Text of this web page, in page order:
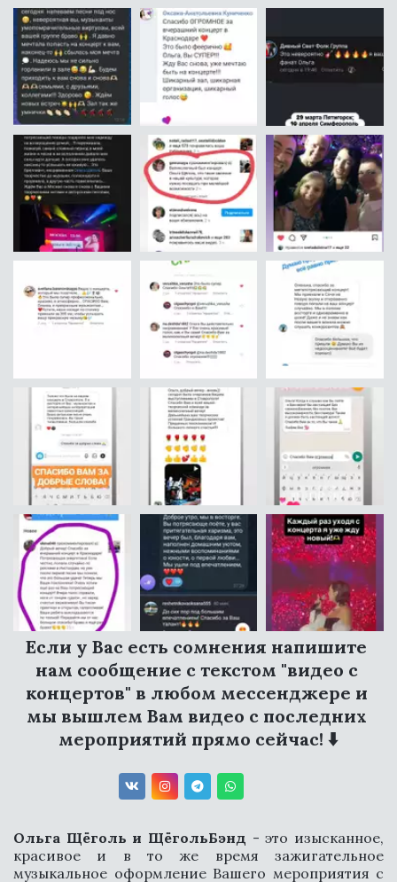
А ЭТО КАВЕР-ГРУППА
ЩЁГОЛЬБЭНД
Если у Вас есть сомнения напишите
нам сообщение c текстом "видео с
концертов" в любом мессенджере и
мы вышлем Вам видео с последних
мероприятий прямо сейчас! ⬇️
Ольга Щёголь и ЩёгольБэнд - это изысканное,
красивое и в то же время зажигательное
музыкальное оформление Вашего мероприятия с